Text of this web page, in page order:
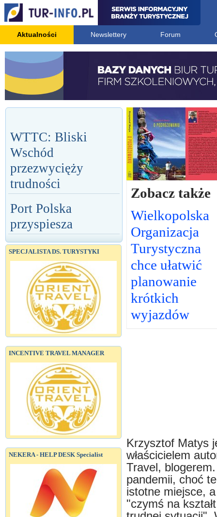
Aktualności Newslettery Forum
WTTC: Bliski
Wschód
przezwycięży
trudności
Port Polska
przyspiesza
SPECJALISTA DS. TURYSTYKI
INCENTIVE TRAVEL MANAGER
NEKERA - HELP DESK Specialist
Zobacz także
Wielkopolska
Organizacja
Turystyczna
chce ułatwić
planowanie
krótkich
wyjazdów
Krzysztof Matys
właścicielem
Travel,
pandemii, choć
istotne miejsce,
"czymś na